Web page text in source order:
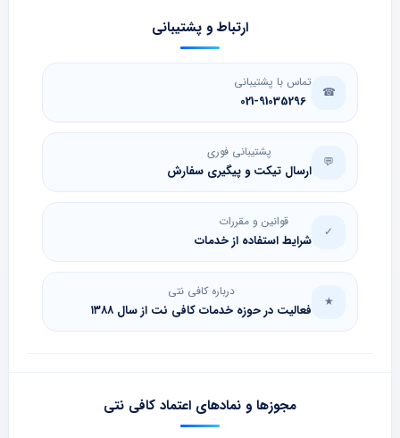
ارتباط و پشتیبانی
☎
تماس با پشتیبانی
021-91035296
💬
پشتیبانی فوری
ارسال تیکت و پیگیری سفارش
✓
قوانین و مقررات
شرایط استفاده از خدمات
★
درباره کافی نتی
فعالیت در حوزه خدمات کافی نت از سال ۱۳۸۸
مجوزها و نمادهای اعتماد کافی نتی